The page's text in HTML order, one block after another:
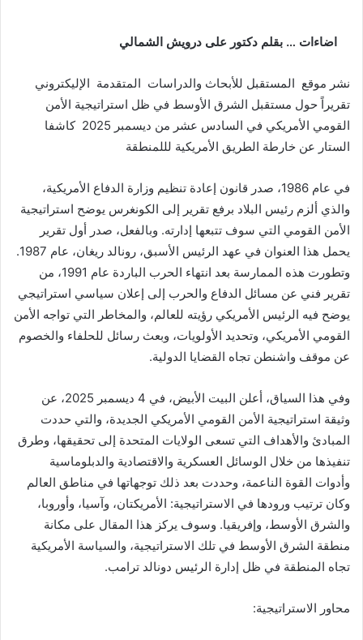
اضاءات … بقلم دكتور على درويش الشمالي
نشر موقع المستقبل للأبحاث والدراسات المتقدمة الإليكتروني
تقريراً حول مستقبل الشرق الأوسط في ظل استراتيجية الأمن
القومي الأمريكي في السادس عشر من ديسمبر 2025 كاشفا
الستار عن خارطة الطريق الأمريكية لللمنطقة
في عام 1986، صدر قانون إعادة تنظيم وزارة الدفاع الأمريكية،
والذي ألزم رئيس البلاد برفع تقرير إلى الكونغرس يوضح استراتيجية
الأمن القومي التي سوف تتبعها إدارته. وبالفعل، صدر أول تقرير
يحمل هذا العنوان في عهد الرئيس الأسبق، رونالد ريغان، عام 1987.
وتطورت هذه الممارسة بعد انتهاء الحرب الباردة عام 1991، من
تقرير فني عن مسائل الدفاع والحرب إلى إعلان سياسي استراتيجي
يوضح فيه الرئيس الأمريكي رؤيته للعالم، والمخاطر التي تواجه الأمن
القومي الأمريكي، وتحديد الأولويات، وبعث رسائل للحلفاء والخصوم
عن موقف واشنطن تجاه القضايا الدولية.
وفي هذا السياق، أعلن البيت الأبيض، في 4 ديسمبر 2025، عن
وثيقة استراتيجية الأمن القومي الأمريكي الجديدة، والتي حددت
المبادئ والأهداف التي تسعى الولايات المتحدة إلى تحقيقها، وطرق
تنفيذها من خلال الوسائل العسكرية والاقتصادية والدبلوماسية
وأدوات القوة الناعمة، وحددت بعد ذلك توجهاتها في مناطق العالم
وكان ترتيب ورودها في الاستراتيجية: الأمريكتان، وآسيا، وأوروبا،
والشرق الأوسط، وإفريقيا. وسوف يركز هذا المقال على مكانة
منطقة الشرق الأوسط في تلك الاستراتيجية، والسياسة الأمريكية
تجاه المنطقة في ظل إدارة الرئيس دونالد ترامب.
محاور الاستراتيجية: